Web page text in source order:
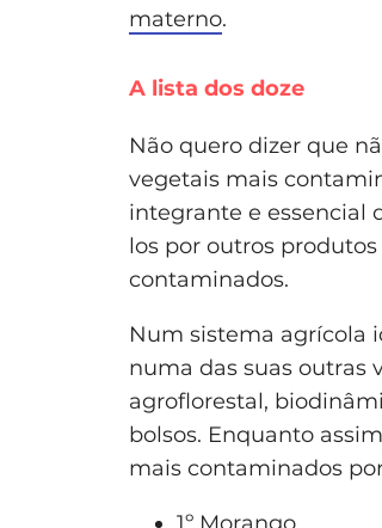
materno.
A lista dos doze
Não quero dizer que
vegetais mais
integrante e essencial
los por outros
contaminados.
Num sistema agrícola
numa das suas outras
agroflorestal,
bolsos. Enquanto
mais contaminados
1º Morango